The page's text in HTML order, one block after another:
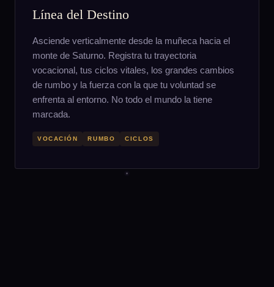
Línea del Destino
Asciende verticalmente desde la muñeca hacia el
monte de Saturno. Registra tu trayectoria
vocacional, tus ciclos vitales, los grandes cambios
de rumbo y la fuerza con la que tu voluntad se
enfrenta al entorno. No todo el mundo la tiene
marcada.
VOCACIÓN RUMBO CICLOS